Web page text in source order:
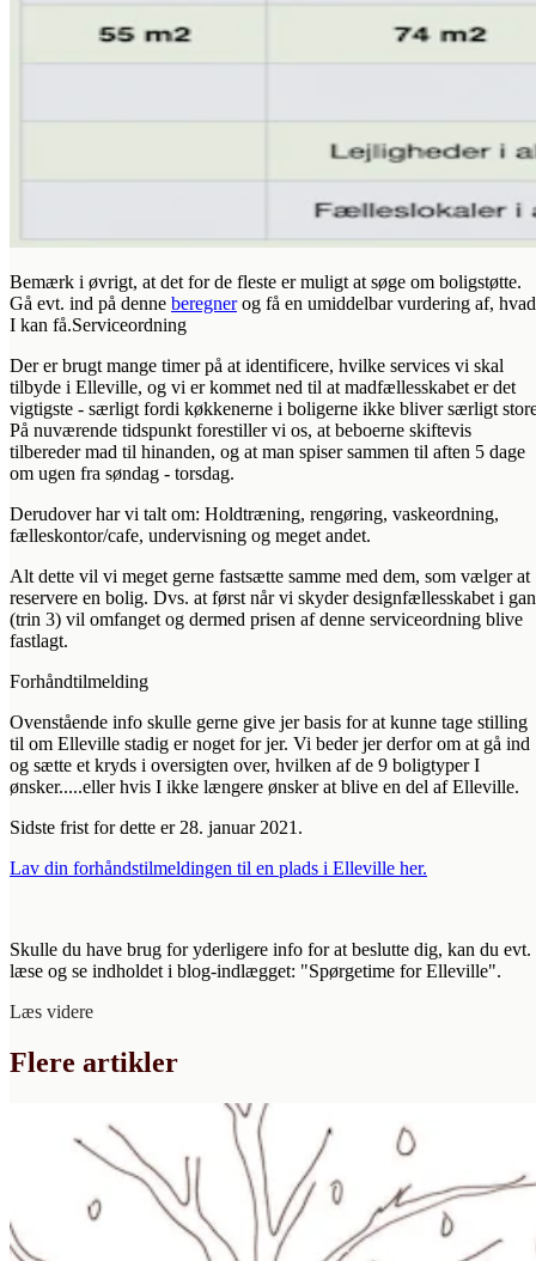
Bemærk i øvrigt, at det for de fleste er muligt at søge om boligstøtte.
Gå evt. ind på denne beregnerog få en umiddelbar vurdering af, hvad
I kan få.Serviceordning
Der er brugt mange timer på at identificere, hvilke services vi skal
tilbyde i Elleville, og vi er kommet ned til at madfællesskabet er det
vigtigste - særligt fordi køkkenerne i boligerne ikke bliver særligt
På nuværende tidspunkt forestiller vi os, at beboerne skiftevis
tilbereder mad til hinanden, og at man spiser sammen til aften 5 dage
om ugen fra søndag - torsdag.
Derudover har vi talt om: Holdtræning, rengøring, vaskeordning,
fælleskontor/cafe, undervisning og meget andet.
Alt dette vil vi meget gerne fastsætte samme med dem, som vælger at
reservere en bolig. Dvs. at først når vi skyder designfællesskabet i
(trin 3) vil omfanget og dermed prisen af denne serviceordning blive
fastlagt.
Forhåndtilmelding
Ovenstående info skulle gerne give jer basis for at kunne tage stilling
til om Elleville stadig er noget for jer. Vi beder jer derfor om at gå ind
og sætte et kryds i oversigten over, hvilken af de 9 boligtyper I
ønsker.....eller hvis I ikke længere ønsker at blive en del af Elleville.
Sidste frist for dette er 28. januar 2021.
Lav din forhåndstilmeldingen til en plads i Elleville her.
Skulle du have brug for yderligere info for at beslutte dig, kan du evt.
læse og se indholdet i blog-indlægget: "Spørgetime for Elleville".
Læs videre
Flere artikler